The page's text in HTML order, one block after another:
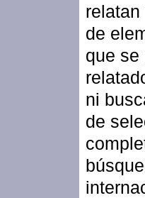
de
que se
ni
de